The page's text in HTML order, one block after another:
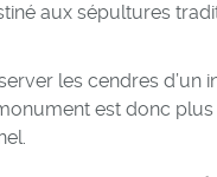
aux sépultures
les cendres d’un
est donc